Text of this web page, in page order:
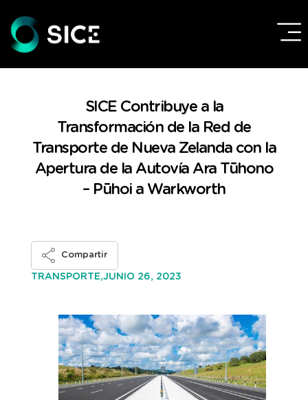
SICE Contribuye a la
Transformación de la Red de
Transporte de Nueva Zelanda con la
Apertura de la Autovía Ara Tūhono
– Pūhoi a Warkworth
TRANSPORTE,JUNIO 26, 2023
Compartir